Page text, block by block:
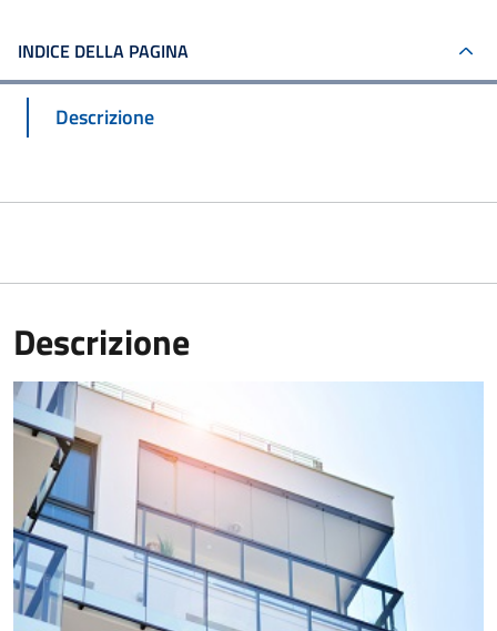
INDICE DELLA PAGINA
Descrizione
Descrizione